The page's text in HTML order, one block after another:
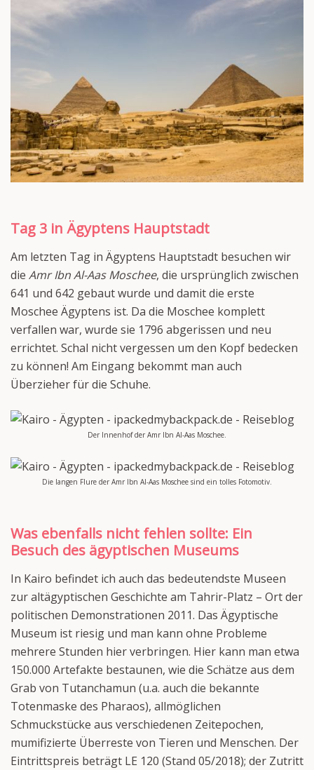
Tag 3 in Ägyptens Hauptstadt
Am letzten Tag in Ägyptens Hauptstadt besuchen wir
die Amr Ibn Al-Aas Moschee, die ursprünglich zwischen
641 und 642 gebaut wurde und damit die erste
Moschee Ägyptens ist. Da die Moschee komplett
verfallen war, wurde sie 1796 abgerissen und neu
errichtet. Schal nicht vergessen um den Kopf bedecken
zu können! Am Eingang bekommt man auch
Überzieher für die Schuhe.
Der Innenhof der Amr Ibn Al-Aas Moschee.
Die langen Flure der Amr Ibn Al-Aas Moschee sind ein tolles Fotomotiv.
Was ebenfalls nicht fehlen sollte: Ein
Besuch des ägyptischen Museums
In Kairo befindet ich auch das bedeutendste Museen
zur altägyptischen Geschichte am Tahrir-Platz – Ort der
politischen Demonstrationen 2011. Das Ägyptische
Museum ist riesig und man kann ohne Probleme
mehrere Stunden hier verbringen. Hier kann man etwa
150.000 Artefakte bestaunen, wie die Schätze aus dem
Grab von Tutanchamun (u.a. auch die bekannte
Totenmaske des Pharaos), allmöglichen
Schmuckstücke aus verschiedenen Zeitepochen,
mumifizierte Überreste von Tieren und Menschen. Der
Eintrittspreis beträgt LE 120 (Stand 05/2018); der Zutritt